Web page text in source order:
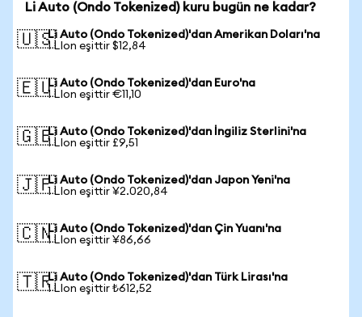
Li Auto (Ondo Tokenized) kuru bugün ne kadar?
🇺🇸Li Auto (Ondo Tokenized)'dan Amerikan Doları'na
1 LIon eşittir $12,84
🇪🇺Li Auto (Ondo Tokenized)'dan Euro'na
1 LIon eşittir €11,10
🇬🇧Li Auto (Ondo Tokenized)'dan İngiliz Sterlini'na
1 LIon eşittir £9,51
🇯🇵Li Auto (Ondo Tokenized)'dan Japon Yeni'na
1 LIon eşittir ¥2.020,84
🇨🇳Li Auto (Ondo Tokenized)'dan Çin Yuanı'na
1 LIon eşittir ¥86,66
🇹🇷Li Auto (Ondo Tokenized)'dan Türk Lirası'na
1 LIon eşittir ₺612,52